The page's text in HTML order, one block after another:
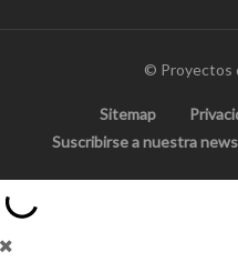
© Proyectos
Sitemap
Suscribirse a nuestra